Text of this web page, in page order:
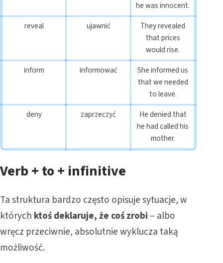
he was innocent.
reveal
ujawnić
They revealed
that prices
would rise.
inform
informować
She informed us
that we needed
to leave.
deny
zaprzeczyć
He denied that
he had called his
mother.
Verb + to + infinitive
Ta struktura bardzo często opisuje sytuacje, w
których ktoś deklaruje, że coś zrobi – albo
wręcz przeciwnie, absolutnie wyklucza taką
możliwość.